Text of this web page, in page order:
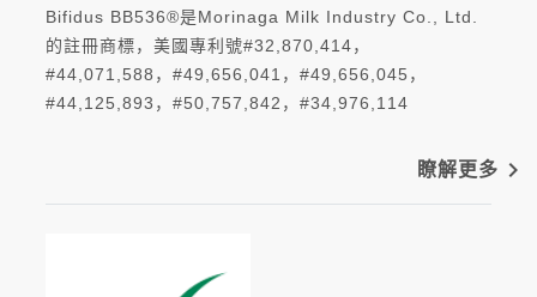
Bifidus BB536®是Morinaga Milk Industry Co., Ltd.
的註冊商標，美國專利號#32,870,414，
#44,071,588，#49,656,041，#49,656,045，
#44,125,893，#50,757,842，#34,976,114
瞭解更多 navigate_next